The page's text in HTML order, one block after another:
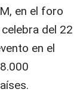
en el foro
del 22
en el